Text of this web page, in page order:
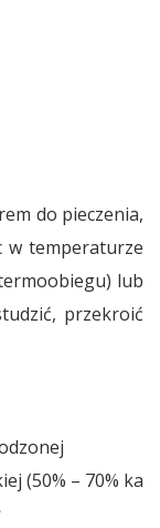
do pieczenia,
w temperaturze
lub
przekroić
(50% – 70% ka